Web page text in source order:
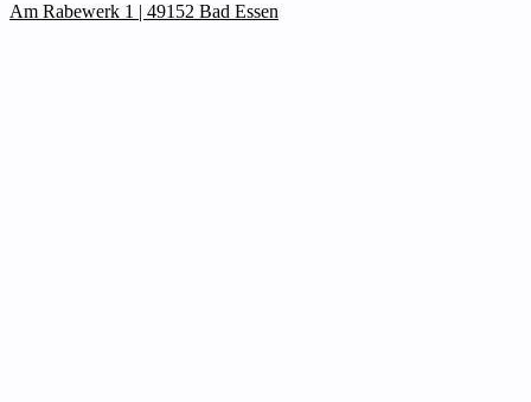
Am Rabewerk 1 | 49152 Bad Essen